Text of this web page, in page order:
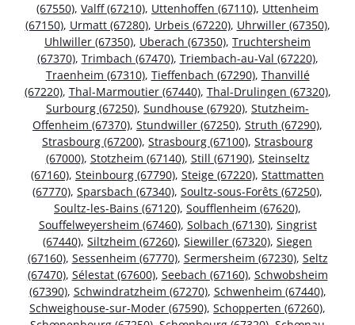
(67550), Valff (67210), Uttenhoffen (67110), Uttenheim
(67150), Urmatt (67280), Urbeis (67220), Uhrwiller (67350),
Uhlwiller (67350), Uberach (67350), Truchtersheim
(67370), Trimbach (67470), Triembach-au-Val (67220),
Traenheim (67310), Tieffenbach (67290), Thanvillé
(67220), Thal-Marmoutier (67440), Thal-Drulingen (67320),
Surbourg (67250), Sundhouse (67920), Stutzheim-
Offenheim (67370), Stundwiller (67250), Struth (67290),
Strasbourg (67200), Strasbourg (67100), Strasbourg
(67000), Stotzheim (67140), Still (67190), Steinseltz
(67160), Steinbourg (67790), Steige (67220), Stattmatten
(67770), Sparsbach (67340), Soultz-sous-Forêts (67250),
Soultz-les-Bains (67120), Soufflenheim (67620),
Souffelweyersheim (67460), Solbach (67130), Singrist
(67440), Siltzheim (67260), Siewiller (67320), Siegen
(67160), Sessenheim (67770), Sermersheim (67230), Seltz
(67470), Sélestat (67600), Seebach (67160), Schwobsheim
(67390), Schwindratzheim (67270), Schwenheim (67440),
Schweighouse-sur-Moder (67590), Schopperten (67260),